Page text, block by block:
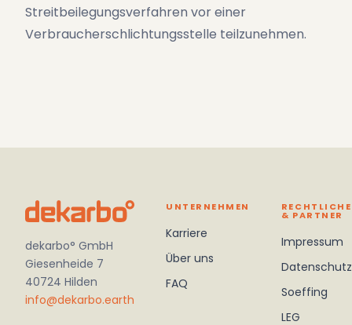
Streitbeilegungsverfahren vor einer
Verbraucherschlichtungsstelle teilzunehmen.
dekarbo° GmbH
Giesenheide 7
40724 Hilden
info@dekarbo.earth
UNTERNEHMEN
Karriere
Über uns
FAQ
& PARTNER
Impressum
Datenschutz
Soeffing
LEG